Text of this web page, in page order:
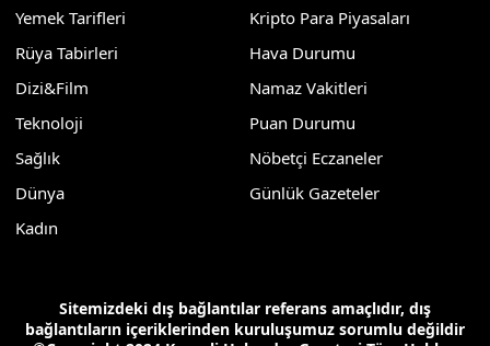
Yemek Tarifleri
Rüya Tabirleri
Dizi&Film
Teknoloji
Sağlık
Dünya
Kadın
Kripto Para Piyasaları
Hava Durumu
Namaz Vakitleri
Puan Durumu
Nöbetçi Eczaneler
Günlük Gazeteler
Sitemizdeki dış bağlantılar referans amaçlıdır, dış
bağlantıların içeriklerinden kuruluşumuz sorumlu değildir